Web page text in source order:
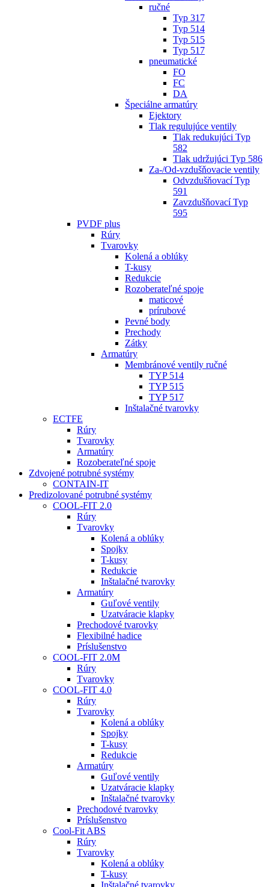
ručné
Typ 317
Typ 514
Typ 515
Typ 517
pneumatické
FO
FC
DA
Špeciálne armatúry
Ejektory
Tlak regulujúce ventily
Tlak redukujúci Typ
582
Tlak udržujúci Typ 586
Za-/Od-vzdušňovacie ventily
Odvzdušňovací Typ
591
Zavzdušňovací Typ
595
PVDF plus
Rúry
Tvarovky
Kolená a oblúky
T-kusy
Redukcie
Rozoberateľné spoje
maticové
prírubové
Pevné body
Prechody
Zátky
Armatúry
Membránové ventily ručné
TYP 514
TYP 515
TYP 517
Inštalačné tvarovky
ECTFE
Rúry
Tvarovky
Armatúry
Rozoberateľné spoje
Zdvojené potrubné systémy
CONTAIN-IT
Predizolované potrubné systémy
COOL-FIT 2.0
Rúry
Tvarovky
Kolená a oblúky
Spojky
T-kusy
Redukcie
Inštalačné tvarovky
Armatúry
Guľové ventily
Uzatváracie klapky
Prechodové tvarovky
Flexibilné hadice
Príslušenstvo
COOL-FIT 2.0M
Rúry
Tvarovky
COOL-FIT 4.0
Rúry
Tvarovky
Kolená a oblúky
Spojky
T-kusy
Redukcie
Armatúry
Guľové ventily
Uzatváracie klapky
Inštalačné tvarovky
Prechodové tvarovky
Príslušenstvo
Cool-Fit ABS
Rúry
Tvarovky
Kolená a oblúky
T-kusy
Inštalačné tvarovky